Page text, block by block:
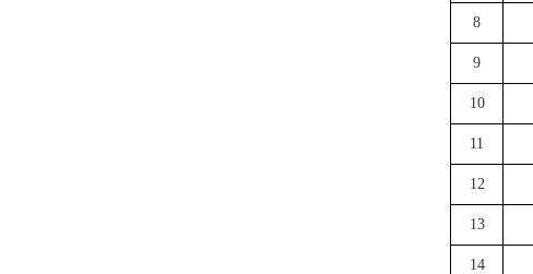
8
9
10
11
12
13
14